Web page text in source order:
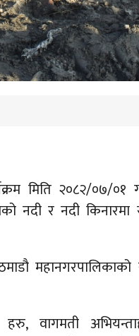
मिति २०८२/०७/०१
नदी र नदी
हरु, वागमती